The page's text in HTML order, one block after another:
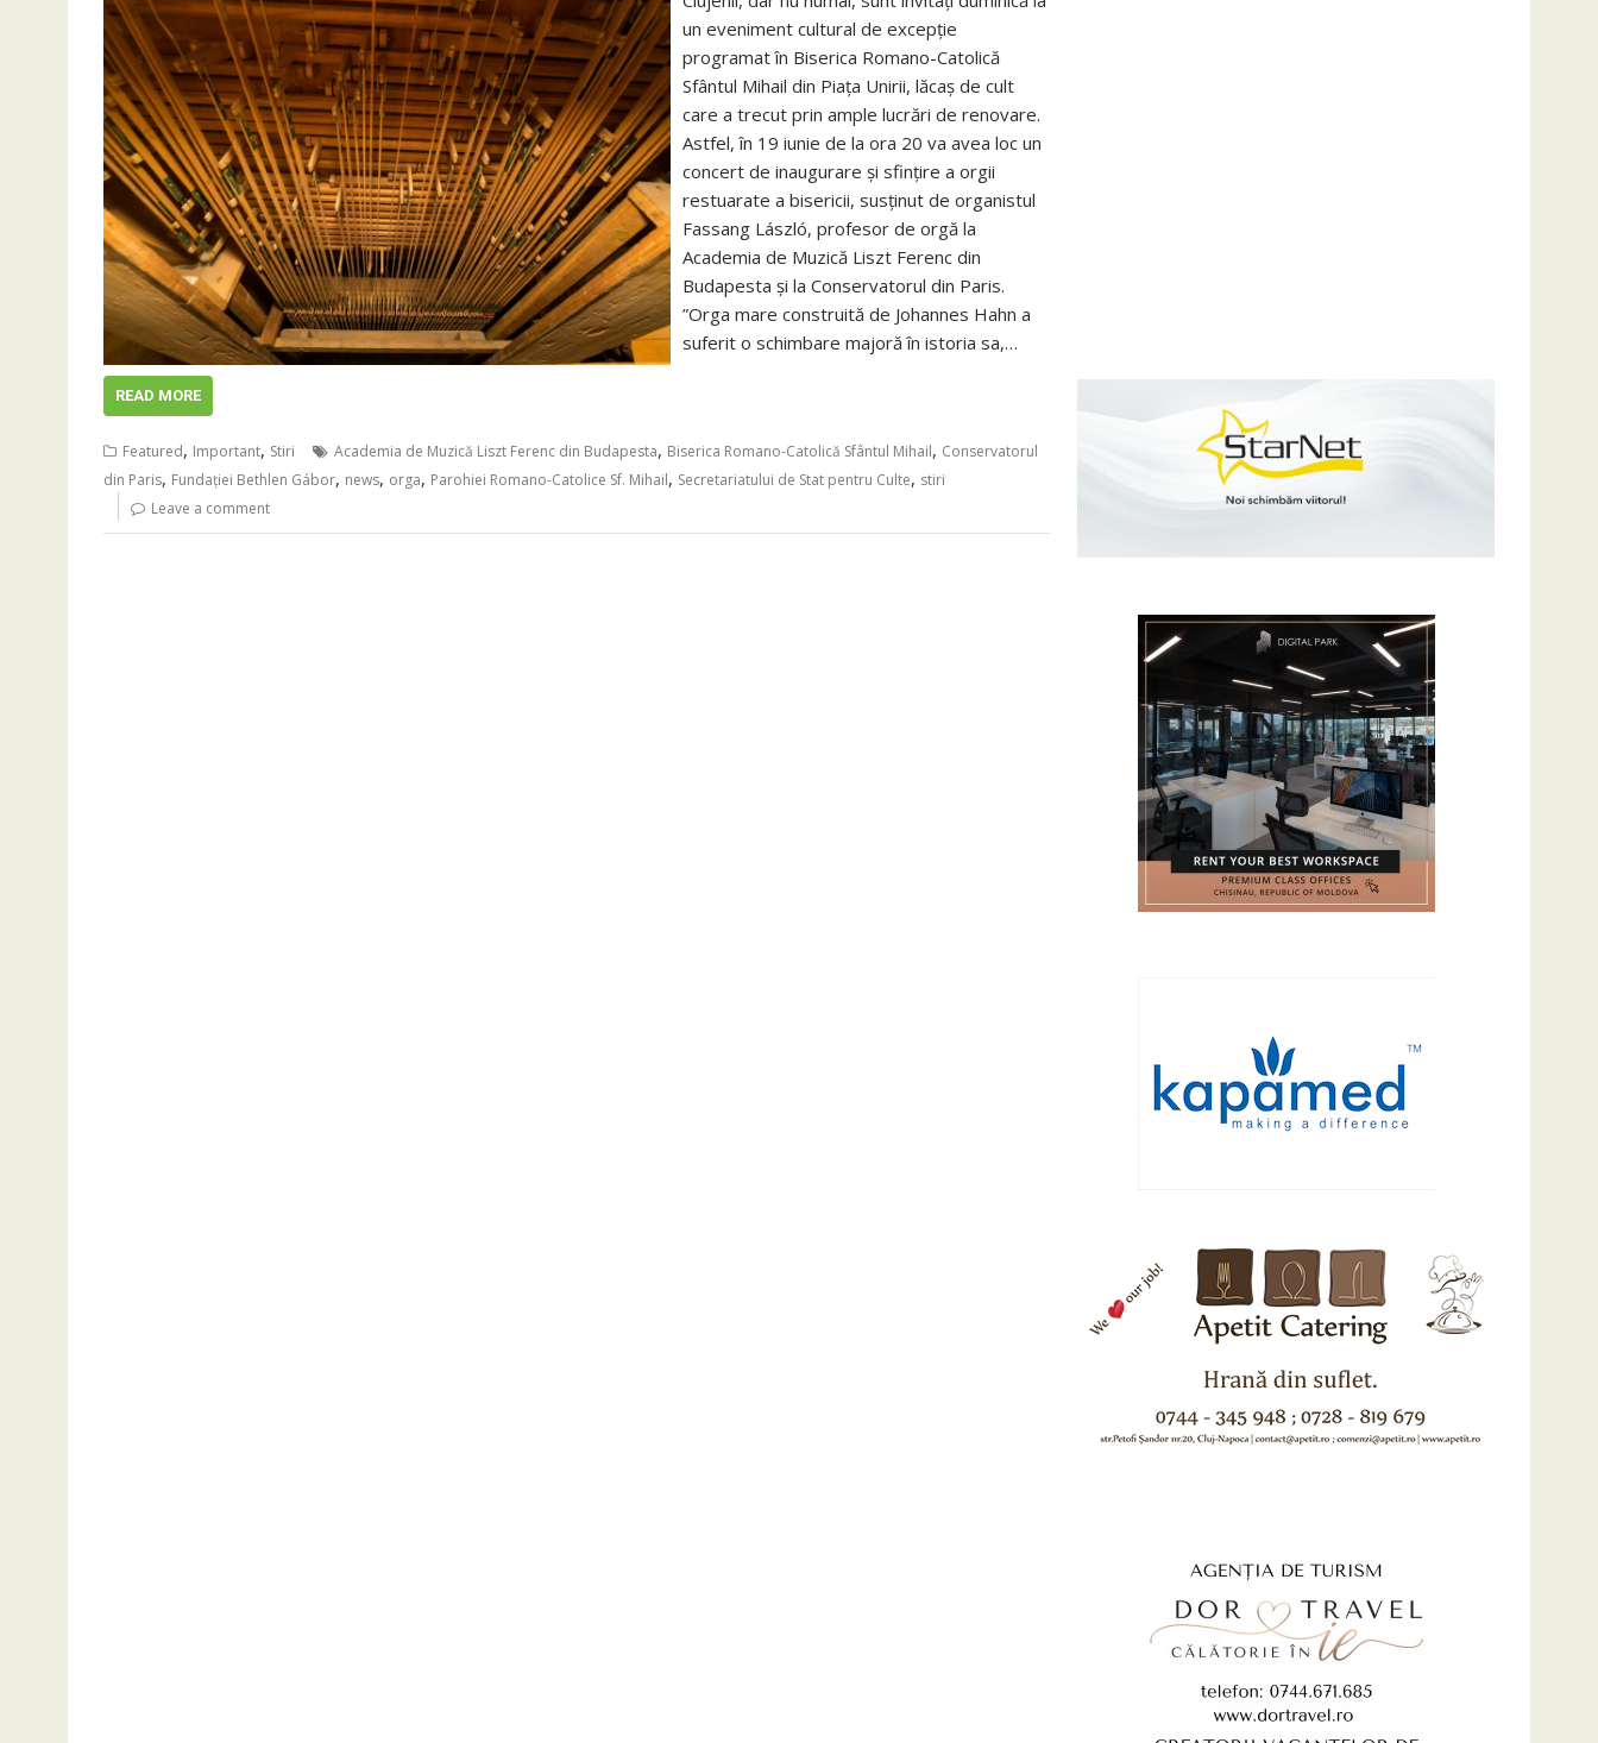
un eveniment cultural de excepție
programat în Biserica Romano-Catolică
Sfântul Mihail din Piața Unirii, lăcaș de cult
care a trecut prin ample lucrări de renovare.
Astfel, în 19 iunie de la ora 20 va avea loc un
concert de inaugurare și sfințire a orgii
restuarate a bisericii, susținut de organistul
Fassang László, profesor de orgă la
Academia de Muzică Liszt Ferenc din
Budapesta și la Conservatorul din Paris.
”Orga mare construită de Johannes Hahn a
suferit o schimbare majoră în istoria sa,…
READ MORE
Featured, Important, Stiri Academia de Muzică Liszt Ferenc din Budapesta, Biserica Romano-Catolică Sfântul Mihail, Conservatorul
din Paris, Fundației Bethlen Gábor, news, orga, Parohiei Romano-Catolice Sf. Mihail, Secretariatului de Stat pentru Culte, stiri
Leave a comment